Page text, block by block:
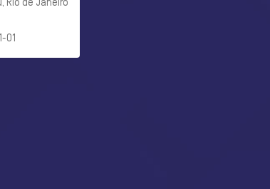
Rio de Janeiro
01